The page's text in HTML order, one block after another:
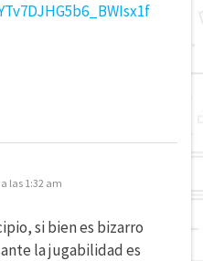
las 1:32 am
si bien es bizarro
la jugabilidad es